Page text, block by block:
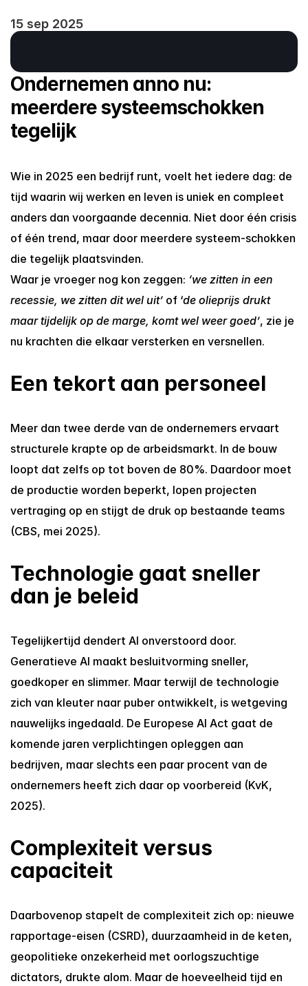
15 sep 2025
Ondernemen anno nu:
meerdere systeemschokken
tegelijk
Wie in 2025 een bedrijf runt, voelt het iedere dag: de
tijd waarin wij werken en leven is uniek en compleet
anders dan voorgaande decennia. Niet door één crisis
of één trend, maar door meerdere systeem-schokken
die tegelijk plaatsvinden.
Waar je vroeger nog kon zeggen: ‘we zitten in een
recessie, we zitten dit wel uit’ of ‘de olieprijs drukt
maar tijdelijk op de marge, komt wel weer goed’, zie je
nu krachten die elkaar versterken en versnellen.
Een tekort aan personeel
Meer dan twee derde van de ondernemers ervaart
structurele krapte op de arbeidsmarkt. In de bouw
loopt dat zelfs op tot boven de 80%. Daardoor moet
de productie worden beperkt, lopen projecten
vertraging op en stijgt de druk op bestaande teams
(CBS, mei 2025).
Technologie gaat sneller
dan je beleid
Tegelijkertijd dendert AI onverstoord door.
Generatieve AI maakt besluitvorming sneller,
goedkoper en slimmer. Maar terwijl de technologie
zich van kleuter naar puber ontwikkelt, is wetgeving
nauwelijks ingedaald. De Europese AI Act gaat de
komende jaren verplichtingen opleggen aan
bedrijven, maar slechts een paar procent van de
ondernemers heeft zich daar op voorbereid (KvK,
2025).
Complexiteit versus
capaciteit
Daarbovenop stapelt de complexiteit zich op: nieuwe
rapportage-eisen (CSRD), duurzaamheid in de keten,
geopolitieke onzekerheid met oorlogszuchtige
dictators, drukte alom. Maar de hoeveelheid tijd en